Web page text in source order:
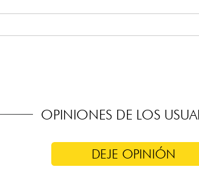
OPINIONES DE LOS
DEJE OPINIÓN